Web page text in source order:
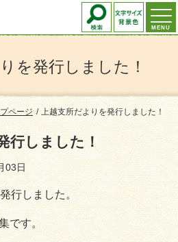
MENU
を発行しました！
ページ 上越支所だよりを発行しました！
行しました！
03日
行しました。
です。